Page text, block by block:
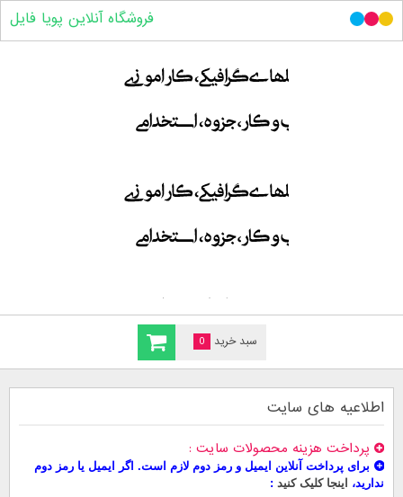
سبد خرید 0
فروشگاه آنلاین پویا فایل
اطلاعیه های سایت
پرداخت هزینه محصولات سایت
برای پرداخت آنلاین ایمیل و رمز دوم لازم است. اگر ایمیل یا رمز دوم
ندارید،
اینجا کلیک کنید